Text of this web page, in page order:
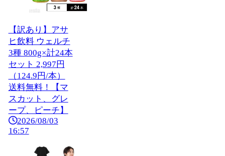
【訳あり】アサ
ヒ飲料 ウェルチ
3種 800g×計24本
セット 2,997円
（124.9円/本）
送料無料！【マ
スカット、グレ
ープ、ピーチ】
2026/08/03
16:57